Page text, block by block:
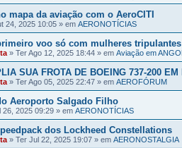
mapa da aviação com o AeroCITI
24, 2025 10:05 » em AERONOTÍCIAS
voo só com mulheres
» Ter Ago 12, 2025 18:44 » em Aviação em
SUA FROTA DE BOEING 737-200 EM
» Ter Ago 05, 2025 22:47 » em AEROFÓRUM
Aeroporto Salgado Filho
26, 2025 09:29 » em AERONOTÍCIAS
dos Lockheed Constellations
» Ter Jul 22, 2025 19:07 » em AERONOSTALGIA